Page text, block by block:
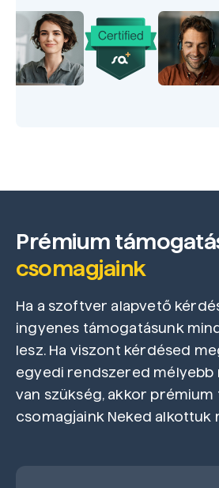
Prémium
csomagjaink
Ha a szoftver alapvető
ingyenes támogatásunk
lesz. Ha viszont kérdésed
egyedi rendszered mélyebb
van szükség, akkor prémium
csomagjaink Neked alkottuk